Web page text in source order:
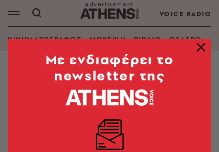
VOICE RADIO
ΚΙΝΗΜΑΤΟΓΡΑΦΟΣ ΜΟΥΣΙΚΗ ΒΙΒΛΙΟ ΘΕΑΤΡΟ -
MORE IN CULTURE
Κηφισός και Ιλισός: Θεοί ποταμοί
της Αττικής ζητούν την ελευθερία
Από τα 700 και πλέον ρέματα της Αθήνας
Mε ενδιαφέρει το
newsletter της